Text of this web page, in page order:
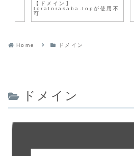
【ドメイン】
toratorasaba.topが使用不
Home ドメイン
ドメイン